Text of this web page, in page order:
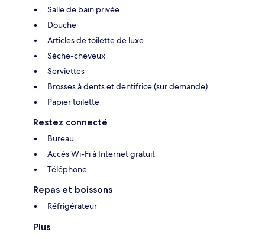
Salle de bain privée
Douche
Articles de toilette de luxe
Sèche-cheveux
Serviettes
Brosses à dents et dentifrice (sur demande)
Papier toilette
Restez connecté
Bureau
Accès Wi-Fi à Internet gratuit
Téléphone
Repas et boissons
Réfrigérateur
Plus